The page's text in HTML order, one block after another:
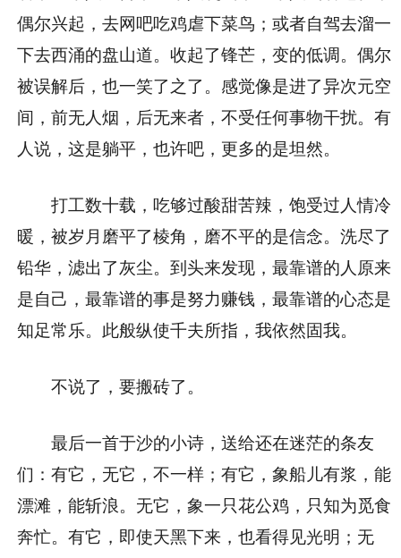
偶尔兴起，去网吧吃鸡虐下菜鸟；或者自驾去溜一
下去西涌的盘山道。收起了锋芒，变的低调。偶尔
被误解后，也一笑了之了。感觉像是进了异次元空
间，前无人烟，后无来者，不受任何事物干扰。有
人说，这是躺平，也许吧，更多的是坦然。
打工数十载，吃够过酸甜苦辣，饱受过人情冷
暖，被岁月磨平了棱角，磨不平的是信念。洗尽了
铅华，滤出了灰尘。到头来发现，最靠谱的人原来
是自己，最靠谱的事是努力赚钱，最靠谱的心态是
知足常乐。此般纵使千夫所指，我依然固我。
不说了，要搬砖了。
最后一首于沙的小诗，送给还在迷茫的条友
们：有它，无它，不一样；有它，象船儿有浆，能
漂滩，能斩浪。无它，象一只花公鸡，只知为觅食
奔忙。有它，即使天黑下来，也看得见光明；无